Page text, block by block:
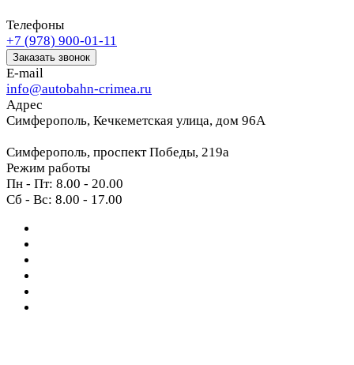
Телефоны
+7 (978) 900-01-11
Заказать звонок
E-mail
info@autobahn-crimea.ru
Адрес
Симферополь, Кечкеметская улица, дом 96А
Симферополь, проспект Победы, 219а
Режим работы
Пн - Пт: 8.00 - 20.00
Сб - Вс: 8.00 - 17.00